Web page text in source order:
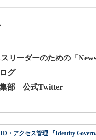
リーダーのための「
グ
集部 公式Twitter
・アクセス管理 『Identity